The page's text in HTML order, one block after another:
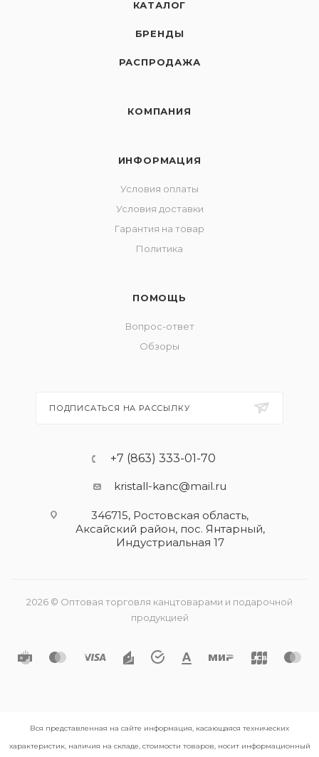
КАТАЛОГ
БРЕНДЫ
РАСПРОДАЖА
КОМПАНИЯ
ИНФОРМАЦИЯ
Условия оплаты
Условия доставки
Гарантия на товар
Политика
ПОМОЩЬ
Вопрос-ответ
Обзоры
ПОДПИСАТЬСЯ НА РАССЫЛКУ
+7 (863) 333-01-70
kristall-kanc@mail.ru
346715, Ростовская область​,
Аксайский район, пос. Янтарный,
Индустриальная 17
2026 © Оптовая торговля канцтоварами и подарочной
продукцией
Вся представленная на сайте информация, касающаяся технических
характеристик, наличия на складе, стоимости товаров, носит информационный